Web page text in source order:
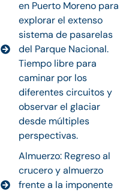
en Puerto Moreno para
explorar el extenso
sistema de pasarelas
del Parque Nacional.
Tiempo libre para
caminar por los
diferentes circuitos y
observar el glaciar
desde múltiples
perspectivas.
Almuerzo: Regreso al
crucero y almuerzo
frente a la imponente